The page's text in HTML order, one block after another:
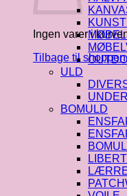
Ingen varer i
Tilbage til shoppen
ULD
BOMULD